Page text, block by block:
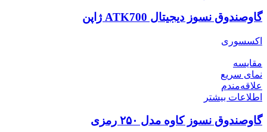
گاوصندوق نسوز دیجیتال ATK700 ژاپن
اکسسوری
مقایسه
نمای سریع
علاقه‌مندم
اطلاعات بیشتر
گاوصندوق نسوز کاوه مدل ۲۵۰ رمزی